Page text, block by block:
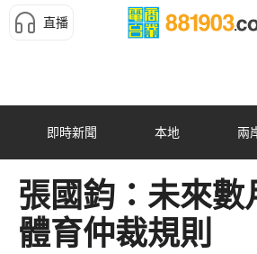
直播
即時新聞 本地 兩
張國鈞：未來數
體育仲裁規則